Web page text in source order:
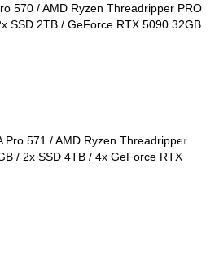
570 / AMD Ryzen Threadripper PRO
SSD 2TB / GeForce RTX 5090 32GB